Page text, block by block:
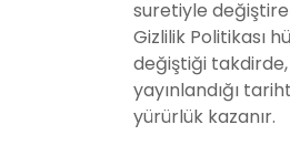
suretiyle
Gizlilik Politikası
değiştiği takdirde,
yayınlandığı
yürürlük kazanır.